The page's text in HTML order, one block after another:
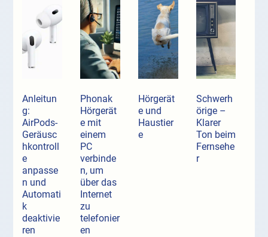
Anleitun
g:
AirPods-
Geräusc
hkontroll
e
anpasse
n und
Automati
k
deaktivie
ren
Phonak
Hörgerät
e mit
einem
PC
verbinde
n, um
über das
Internet
zu
telefonier
en
Hörgerät
e und
Haustier
e
Schwerh
örige –
Klarer
Ton beim
Fernsehe
r